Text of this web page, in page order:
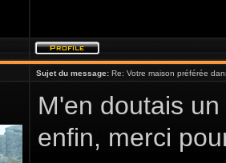
Sujet du message: Re: Votre maison préférée
M'en doutais
enfin, merci